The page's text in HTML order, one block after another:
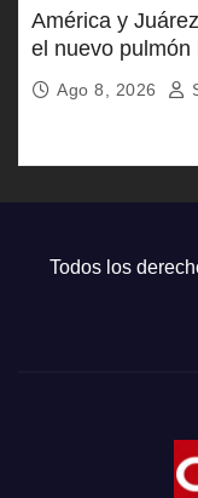
América y
el nuevo pulmón
Ago 8, 2026
Todos los